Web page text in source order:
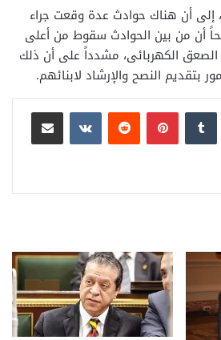
إلى أن هناك حوادث عدة وقعت جراء
أن من بين الحوادث سقوط من أعلى
الصعق الكهربائى، مشدداً على أن ذلك
بتقديم النصح والإرشاد لابنائهم.
بينتيريست
مشاركة عبر البريد